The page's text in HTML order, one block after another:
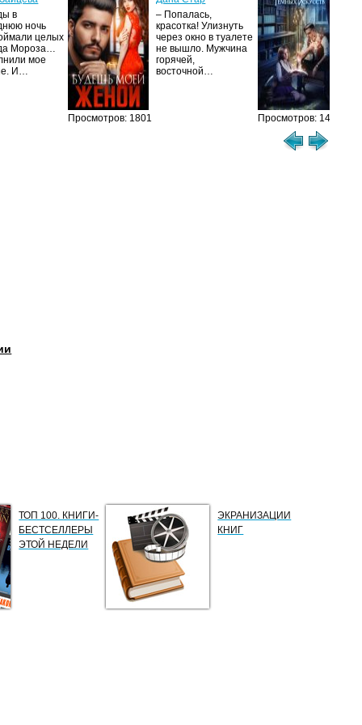
в
ночь
целых
Мороза…
мое
И…
Просмотров: 1801
– Попалась,
красотка! Улизнуть
через окно в туалете
не вышло. Мужчина
горячей,
восточной…
Просмотров: 1464
ТОП 100. КНИГИ-
БЕСТСЕЛЛЕРЫ
ЭТОЙ НЕДЕЛИ
ЭКРАНИЗАЦИИ
КНИГ